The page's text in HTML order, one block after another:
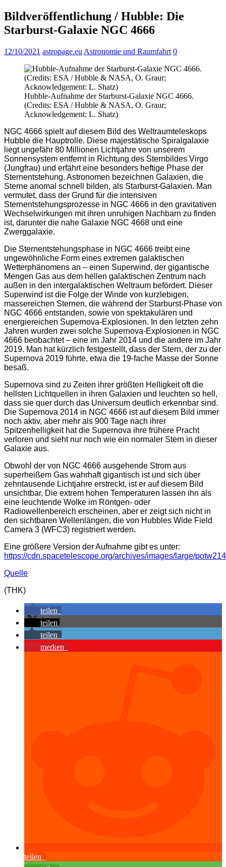
Bildveröffentlichung / Hubble: Die
Starburst-Galaxie NGC 4666
12/10/2021 astropage.eu Astronomie und Raumfahrt 0
Hubble-Aufnahme der Starburst-Galaxie NGC 4666.
(Credits: ESA / Hubble & NASA, O. Graur;
Acknowledgement: L. Shatz)
NGC 4666 spielt auf diesem Bild des Weltraumteleskops
Hubble die Hauptrolle. Diese majestätische Spiralgalaxie
liegt ungefähr 80 Millionen Lichtjahre von unserem
Sonnensystem entfernt in Richtung des Sternbildes Virgo
(Jungfrau) und erfährt eine besonders heftige Phase der
Sternentstehung. Astronomen bezeichnen Galaxien, die
Sterne anomal schnell bilden, als Starburst-Galaxien. Man
vermutet, dass der Grund für die intensiven
Sternentstehungsprozesse in NGC 4666 in den gravitativen
Wechselwirkungen mit ihren unruhigen Nachbarn zu finden
ist, darunter die nahe Galaxie NGC 4668 und eine
Zwerggalaxie.
Die Sternentstehungsphase in NGC 4666 treibt eine
ungewöhnliche Form eines extremen galaktischen
Wetterphänomens an – einen Superwind, der gigantische
Mengen Gas aus dem hellen galaktischen Zentrum nach
außen in den intergalaktischen Weltraum befördert. Dieser
Superwind ist die Folge der Winde von kurzlebigen,
massereichen Sternen, die während der Starburst-Phase von
NGC 4666 entstanden, sowie von spektakulären und
energiereichen Supernova-Explosionen. In den letzten zehn
Jahren wurden zwei solche Supernova-Explosionen in NGC
4666 beobachtet – eine im Jahr 2014 und die andere im Jahr
2019. Man hat kürzlich festgestellt, dass der Stern, der zu der
Supernova 2019 führte, etwa die 19-fache Masse der Sonne
besaß.
Supernova sind zu Zeiten ihrer größten Helligkeit oft die
hellsten Lichtquellen in ihren Galaxien und leuchten so hell,
dass sie quer durch das Universum deutlich erkennbar sind.
Die Supernova 2014 in NGC 4666 ist auf diesem Bild immer
noch aktiv, aber mehr als 900 Tage nach ihrer
Spitzenhelligkeit hat die Supernova ihre frühere Pracht
verloren und sieht nur noch wie ein normaler Stern in dieser
Galaxie aus.
Obwohl der von NGC 4666 ausgehende Strom aus
superheißem Gas wahrhaft gigantisch ist und sich über
zehntausende Lichtjahre erstreckt, ist er auf diesem Bild
unsichtbar. Die extrem hohen Temperaturen lassen ihn als
eine leuchtende Wolke im Röntgen- oder
Radiowellenbereich erscheinen, aber er zeigt sich nicht in
den sichtbaren Wellenlängen, die von Hubbles Wide Field
Camera 3 (WFC3) registriert werden.
Eine größere Version der Aufnahme gibt es unter:
https://cdn.spacetelescope.org/archives/images/large/
Quelle
(THK)
teilen
teilen
teilen
merken
teilen